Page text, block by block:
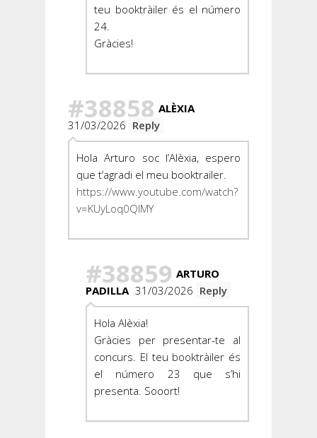
teu booktràiler és el número
24.
Gràcies!
#38858 ALÈXIA
31/03/2026 Reply
Hola Arturo soc l’Alèxia, espero
que t’agradi el meu booktrailer.
https://www.youtube.com/watch?
v=KUyLoq0QlMY
#38859 ARTURO
PADILLA 31/03/2026 Reply
Hola Alèxia!
Gràcies per presentar-te al
concurs. El teu booktràiler és
el número 23 que s’hi
presenta. Sooort!